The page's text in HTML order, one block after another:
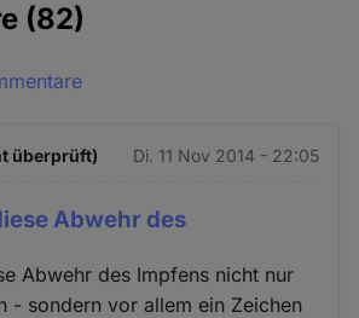
(82)
überprüft) Di. 11 Nov 2014 - 22:05
Abwehr des
Abwehr des Impfens nicht nur
- sondern vor allem ein Zeichen